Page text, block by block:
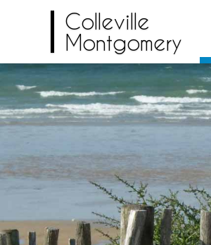
Colleville
Montgomery